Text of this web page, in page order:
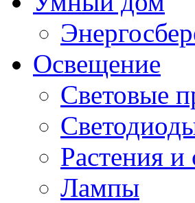
Освещение
Световые
Растения и
Лампы